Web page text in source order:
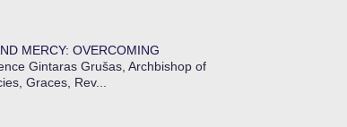
MERCY: OVERCOMING
Gintaras Grušas, Archbishop of
Graces, Rev...